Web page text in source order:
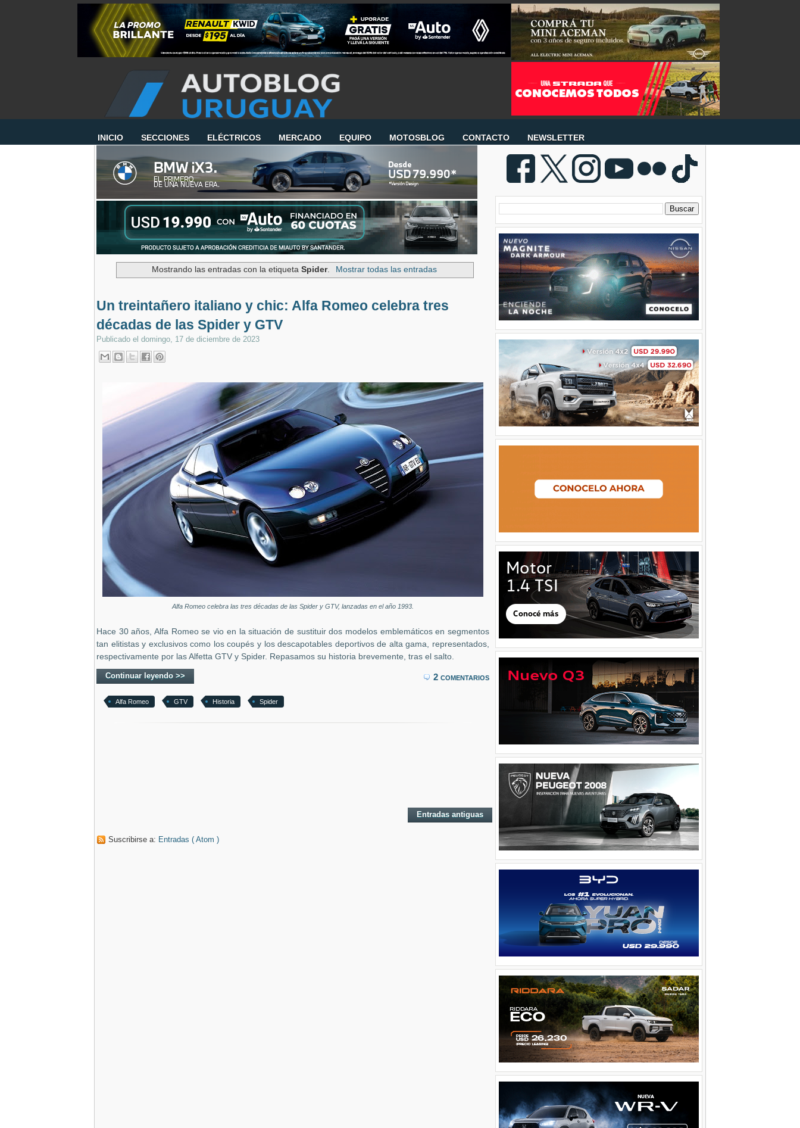
INICIO SECCIONES ELÉCTRICOS MERCADO EQUIPO MOTOSBLOG CONTACTO NEWSLETTER
Mostrando las entradas con la etiquetaSpider. Mostrar todas las entradas
Un treintañero italiano y chic: Alfa Romeo celebra tres
décadas de las Spider y GTV
Publicado el domingo, 17 de diciembre de 2023
Alfa Romeo celebra las tres décadas de las Spider y GTV, lanzadas en el año 1993.
Hace 30 años, Alfa Romeo se vio en la situación de sustituir dos modelos emblemáticos en segmentos
tan elitistas y exclusivos como los coupés y los descapotables deportivos de alta gama, representados,
respectivamente por las Alfetta GTV y Spider. Repasamos su historia brevemente, tras el salto.
Continuar leyendo >> 2 comentarios
Alfa Romeo GTV Historia Spider
Entradas antiguas
Suscribirse a: Entradas ( Atom )